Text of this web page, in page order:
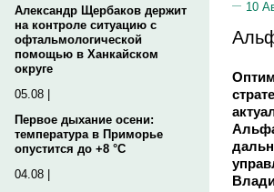
Александр Щербаков держит
на контроле ситуацию с
офтальмологической
помощью в Ханкайском
округе
05.08 |
Первое дыхание осени:
температура в Приморье
опустится до +8 °C
04.08 |
10